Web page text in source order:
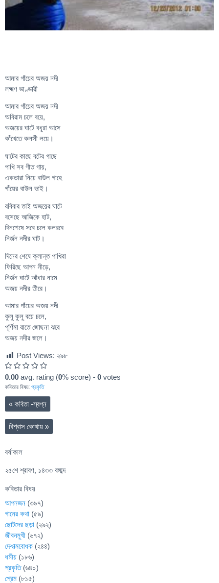
আমার গাঁয়ের অজয় নদী
লক্ষ্মণ ভাণ্ডারী
আমার গাঁয়ের অজয় নদী
অবিরাম চলে বয়ে,
অজয়ের ঘাটে বধূরা আসে
কাঁখেতে কলসী লয়ে।
ঘাটের কাছে বটের গাছে
পাখি সব গীত গায়,
একতারা নিয়ে বাউল গাহে
গাঁয়ের বাউল ভাই।
রবিবার তাই অজয়ের ঘাটে
বসেছে আজিকে হাট,
দিনশেষে সবে চলে কলরবে
নির্জন নদীর ঘাট।
দিনের শেষে ক্লান্ত পাখিরা
ফিরিছে আপন নীড়ে,
নির্জন ঘাটে আঁধার নামে
অজয় নদীর তীরে।
আমার গাঁয়ের অজয় নদী
কুলু কুলু বয়ে চলে,
পূর্ণিমা রাতে জোছনা ঝরে
অজয় নদীর জলে।
Post Views: ২৯৮
0.00 avg. rating (0% score) - 0 votes
কবিতার বিষয়: প্রকৃতি
« কবিতা -স্বপ্ন
বিশ্বাস কোথায় »
বর্ষাকাল
২৫শে শ্রাবণ, ১৪৩৩ বঙ্গাব্দ
কবিতার বিষয়
আপনজন (৩৯৭)
গানের কথা (৫৯)
ছোটদের ছড়া (২৯২)
জীবনমুখী (৬৭২)
দেশাত্মবোধক (২৪৪)
ধর্মীয় (১৮৬)
প্রকৃতি(৬৪০)
প্রেম (৮১৫)